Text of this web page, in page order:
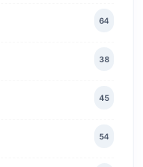
64
38
45
54